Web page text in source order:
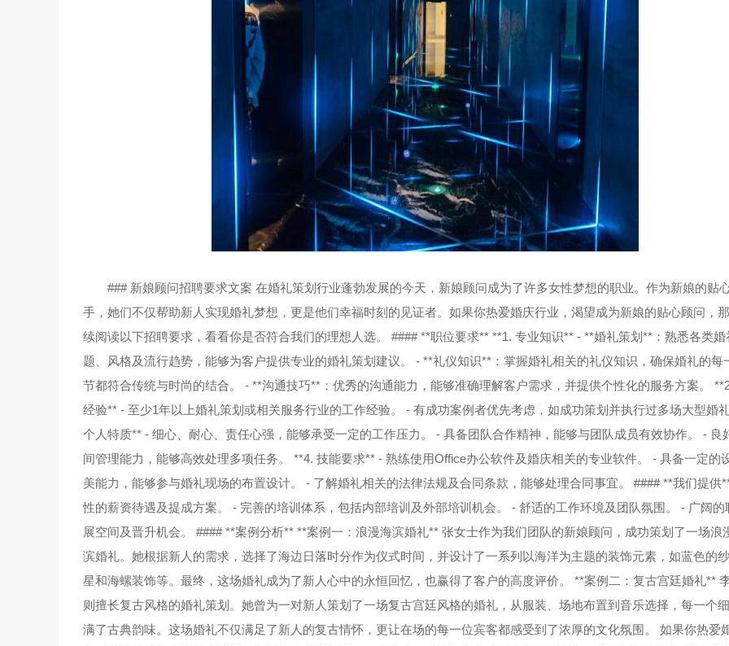
### 新娘顾问招聘要求文案 在婚礼策划行业蓬勃发展的今天，新娘顾问成为了许多女性梦想的职业。作为新娘的贴
手，她们不仅帮助新人实现婚礼梦想，更是他们幸福时刻的见证者。如果你热爱婚庆行业，渴望成为新娘的贴心顾问，
续阅读以下招聘要求，看看你是否符合我们的理想人选。 #### **职位要求** **1. 专业知识** - **婚礼策划**：熟悉各类婚
题、风格及流行趋势，能够为客户提供专业的婚礼策划建议。 - **礼仪知识**：掌握婚礼相关的礼仪知识，确保婚礼的每
节都符合传统与时尚的结合。 - **沟通技巧**：优秀的沟通能力，能够准确理解客户需求，并提供个性化的服务方案。
经验** - 至少1年以上婚礼策划或相关服务行业的工作经验。 - 有成功案例者优先考虑，如成功策划并执行过多场大型婚
个人特质** - 细心、耐心、责任心强，能够承受一定的工作压力。 - 具备团队合作精神，能够与团队成员有效协作。 - 良
间管理能力，能够高效处理多项任务。 **4. 技能要求** - 熟练使用Office办公软件及婚庆相关的专业软件。 - 具备一定的
美能力，能够参与婚礼现场的布置设计。 - 了解婚礼相关的法律法规及合同条款，能够处理合同事宜。 #### **我们提供
性的薪资待遇及提成方案。 - 完善的培训体系，包括内部培训及外部培训机会。 - 舒适的工作环境及团队氛围。 - 广阔的
展空间及晋升机会。 #### **案例分析** **案例一：浪漫海滨婚礼** 张女士作为我们团队的新娘顾问，成功策划了一场浪
滨婚礼。她根据新人的需求，选择了海边日落时分作为仪式时间，并设计了一系列以海洋为主题的装饰元素，如蓝色的
星和海螺装饰等。最终，这场婚礼成为了新人心中的永恒回忆，也赢得了客户的高度评价。 **案例二：复古宫廷婚礼**
则擅长复古风格的婚礼策划。她曾为一对新人策划了一场复古宫廷风格的婚礼，从服装、场地布置到音乐选择，每一个
满了古典韵味。这场婚礼不仅满足了新人的复古情怀，更让在场的每一位宾客都感受到了浓厚的文化氛围。 如果你热爱